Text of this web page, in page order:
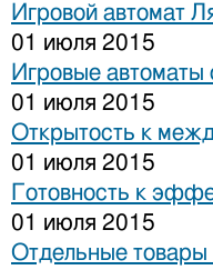
Игровой автомат
01 июля 2015
Игровые автоматы
01 июля 2015
Открытость к
01 июля 2015
Готовность к
01 июля 2015
Отдельные товары